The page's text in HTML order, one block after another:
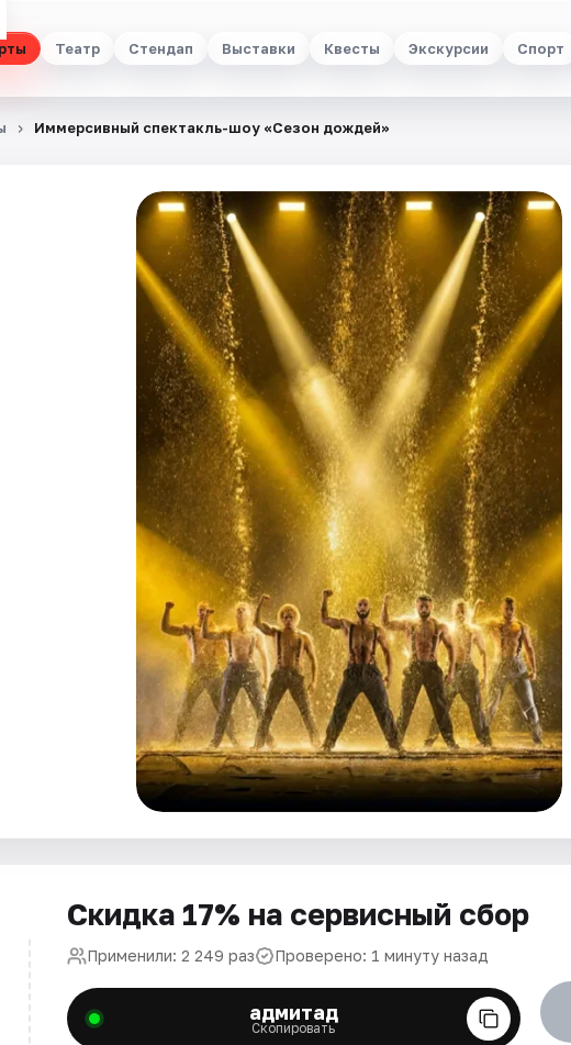
Театр Стендап Выставки Квесты Экскурсии Спорт
Иммерсивный спектакль-шоу «Сезон дождей»
Скидка 17% на сервисный сбор
Применили: 2 249 раз Проверено: 1 минуту назад
адмитад
Скопировать